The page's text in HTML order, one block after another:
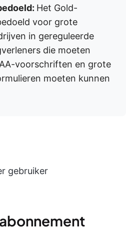
Het Gold-
voor grote
in gereguleerde
die moeten
voorschriften en grote
moeten kunnen
gebruiker